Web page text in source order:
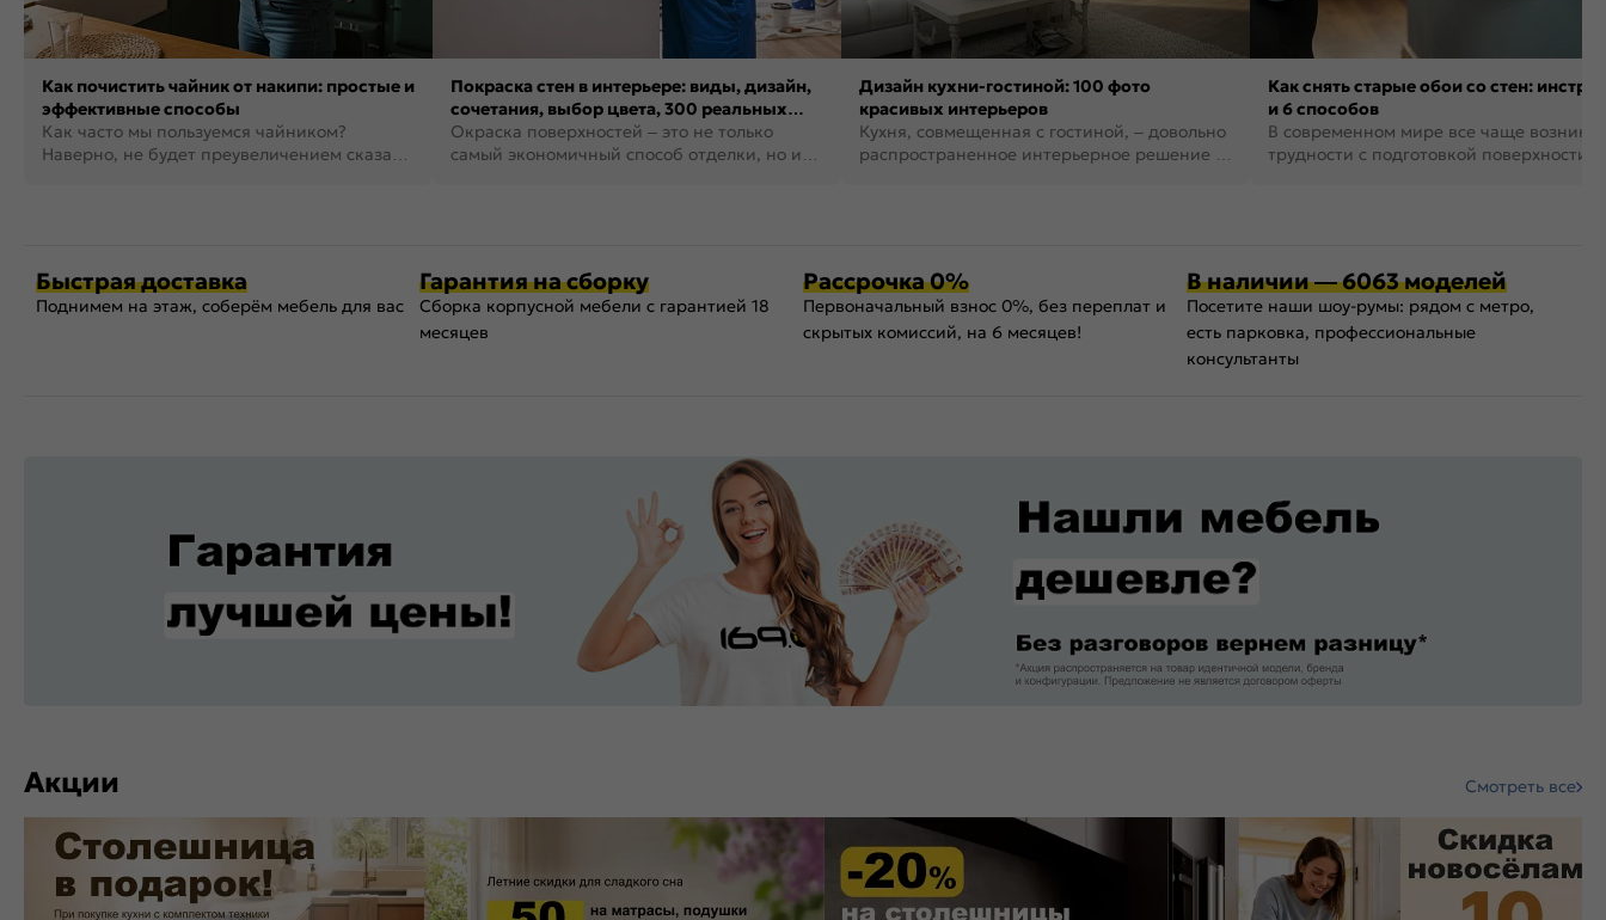
Как почистить чайник от накипи: простые и
эффективные способы
Как часто мы пользуемся чайником?
Наверно, не будет преувеличением сказать,
Покраска стен в интерьере: виды, дизайн,
сочетания, выбор цвета, 300 реальных
фото
Окраска поверхностей – это не только
самый экономичный способ отделки, но и
Дизайн кухни-гостиной: 100 фото
красивых интерьеров
Кухня, совмещенная с гостиной, – довольно
распространенное интерьерное решение в
Как снять старые обои со стен:
и 6 способов
В современном мире все чаще
трудности с подготовкой поверхности
Быстрая доставка
Поднимем на этаж, соберём мебель для вас
Гарантия на сборку
Сборка корпусной мебели с гарантией 18
месяцев
Рассрочка 0%
Первоначальный взнос 0%, без переплат и
скрытых комиссий, на 6 месяцев!
В наличии — 6063 моделей
Посетите наши шоу-румы: рядом с метро,
есть парковка, профессиональные
консультанты
Акции Смотреть все